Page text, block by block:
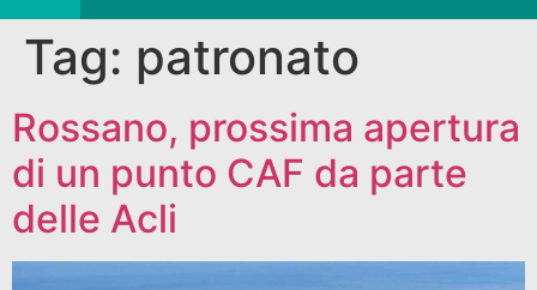
Tag: patronato
Rossano, prossima apertura
di un punto CAF da parte
delle Acli